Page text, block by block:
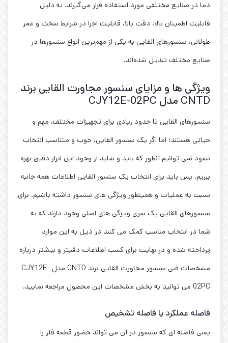
دما در صنایع مختلفی مورد استفاده قرار می‌گیرند. به دلیل
قابلیت اطمینان بالا، دقت بالا، قابلیت اجرا در شرایط سخت و عمر
طولانی، سنسورهای القایی به یکی از مهم‌ترین انواع سنسورها در
صنایع مختلف تبدیل شده‌اند.
ویژگی ها و مزایای سنسور مجاورت القایی برند
CNTD مدل CJY12E-02PC
سنسورهای القایی تا حدود زیادی برای تجهیزات مختلف، مهم و
حیاتی هستند؛ اما اگر یک سنسور القایی، خوب و متناسب انتخاب
نشود نمی توانیم آنطور که باید و شاید از وجود این ابزار دقیق بهره
ببریم. پس باید برای انتخاب یک سنسور القایی اطلاعات همه جانبه
نسبت به عملیات و همینطور ویژگی های سنسور داشته باشیم. برای
سنسورهای القایی یک سری ویژگی های اصلی وجود دارند که به
شما در انتخاب مناسب کمک می کنند در ذیل به این موارد
پرداخته شده و در نهایت برای کسب اطلاعات دقیتر و بیشتر درباره
مشخصات فنی سنسور مجاورت القایی برند CNTD مدل CJY12E-
02PC می توانید به بخش مشخصات این محصول مراجعه نمایید.
فاصله عملکرد یا فاصله تشخیص
یعنی فاصله ای که سنسور در آن می تواند حضور قطعه فلز را